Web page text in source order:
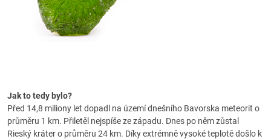
Jak to tedy bylo?
Před 14,8 miliony let dopadl na území dnešního Bavorska meteorit o
průměru 1 km. Přiletěl nejspíše ze západu. Dnes po něm zůstal
Rieský kráter o průměru 24 km. Díky extrémně vysoké teplotě došlo k